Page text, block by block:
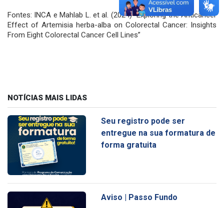
Fontes: INCA e Mahlab L. et al. (2024) “Exploring the Anticancer
Effect of Artemisia herba-alba on Colorectal Cancer: Insights
From Eight Colorectal Cancer Cell Lines”
NOTÍCIAS MAIS LIDAS
Seu registro pode ser
entregue na sua formatura de
forma gratuita
Aviso | Passo Fundo